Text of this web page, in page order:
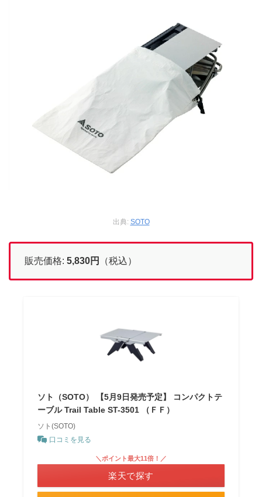
出典: SOTO
販売価格: 5,830円 （税込）
ソト（SOTO） 【5月9日発売予定】 コンパクトテ
ーブル Trail Table ST-3501 （ＦＦ）
ソト(SOTO)
口コミを見る
＼ポイント最大11倍！／
楽天で探す